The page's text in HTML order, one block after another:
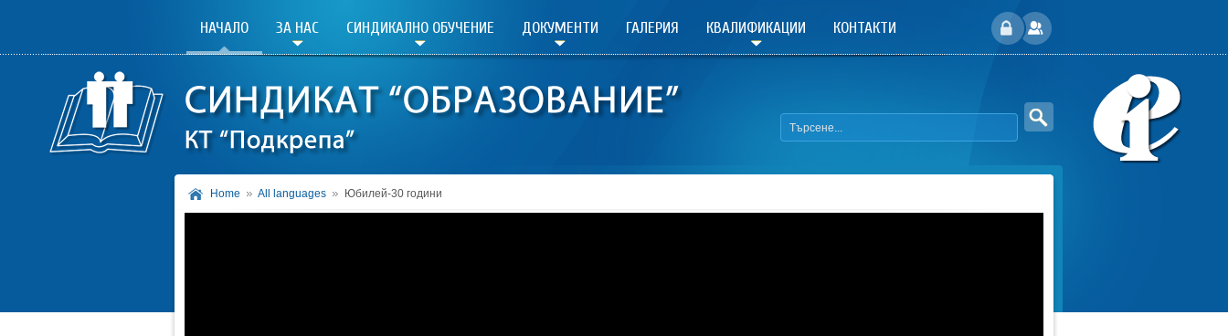
НАЧАЛО ЗА НАС СИНДИКАЛНО ОБУЧЕНИЕ ДОКУМЕНТИ ГАЛЕРИЯ КВАЛИФИКАЦИИ КОНТАКТИ
Home All languages Юбилей-30 години